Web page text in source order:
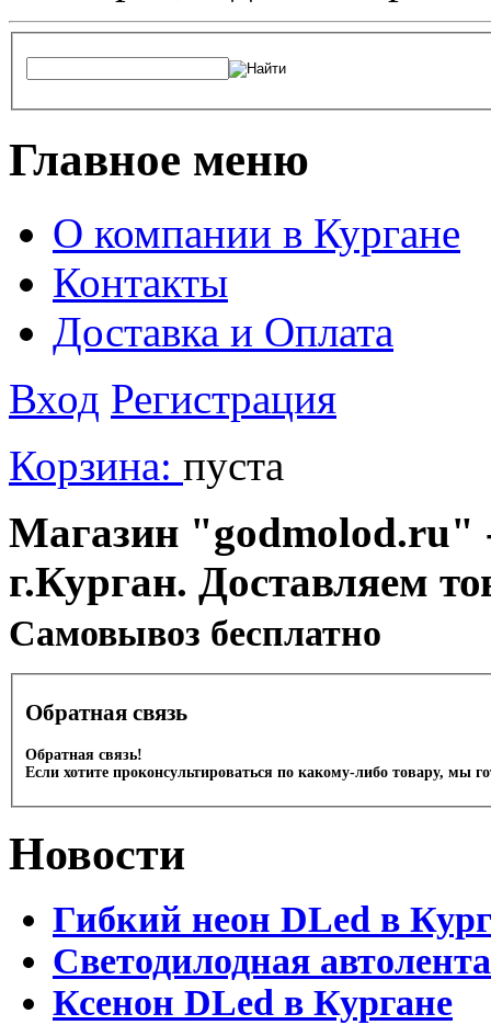
Главное меню
О компании в Кургане
Контакты
Доставка и Оплата
Вход Регистрация
Корзина: пуста
Магазин "godmolod.ru"
г.Курган. Доставляем
Cамовывоз бесплатно
Обратная связь
Обратная связь!
Если хотите проконсультироваться по какому-либо товару, мы
Новости
Гибкий неон DLed в
Светодилодная
Ксенон DLed в Кургане